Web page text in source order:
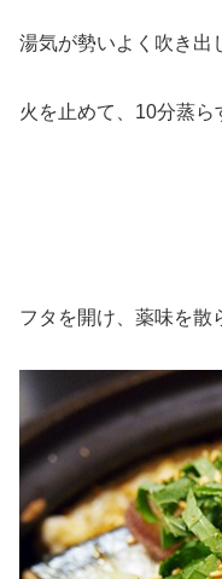
湯気が勢いよく吹き出
火を止めて、10分蒸ら
フタを開け、薬味を散